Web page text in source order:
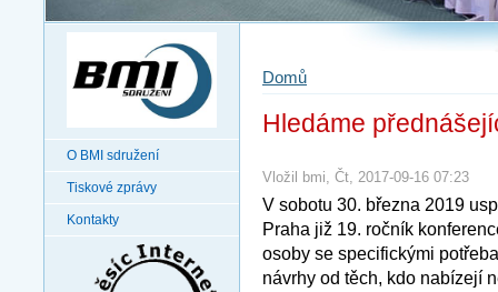
O BMI sdružení
Tiskové zprávy
Kontakty
Domů
Hledáme
Vložil bmi, Čt, 2017-09-16 07:23
V sobotu 30. března 2019
Praha již 19. ročník
osoby se specifickými
návrhy od těch, kdo nabízejí